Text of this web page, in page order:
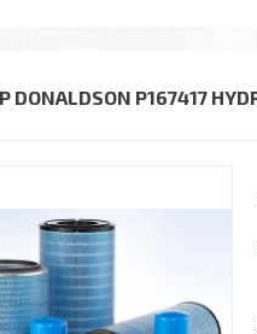
P167417